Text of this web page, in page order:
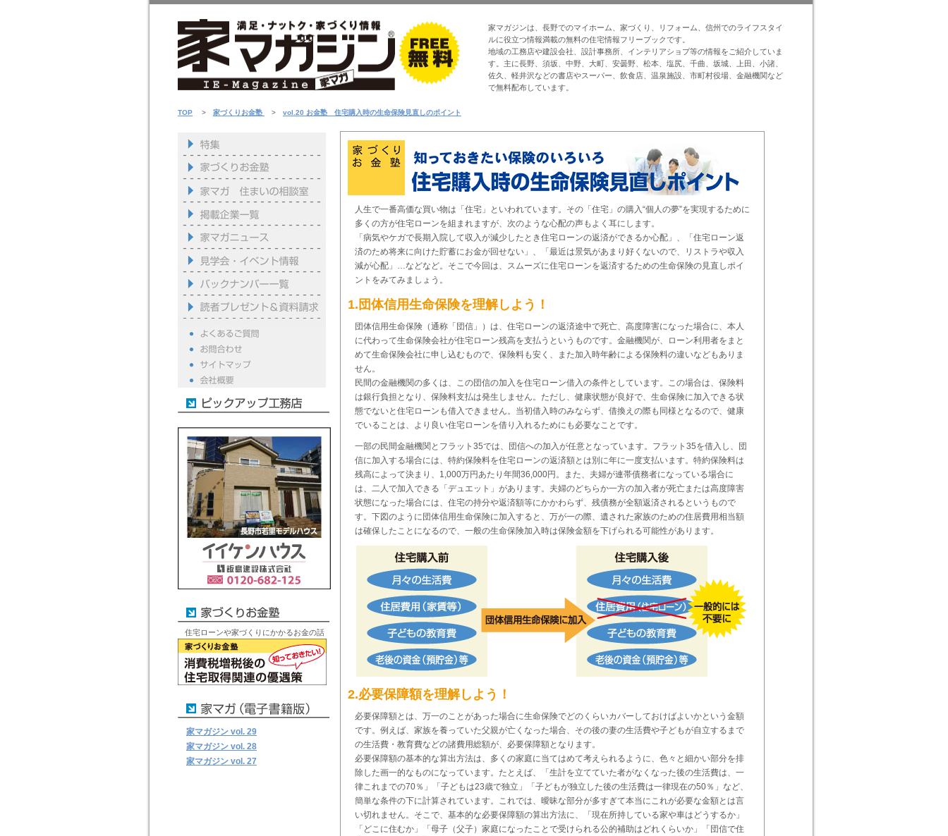
家マガジンは、長野でのマイホーム、家づくり、リフォーム、信州でのライフスタイ
ルに役立つ情報満載の無料の住宅情報フリーブックです。
地域の工務店や建設会社、設計事務所、インテリアショプ等の情報をご紹介していま
す。主に長野、須坂、中野、大町、安曇野、松本、塩尻、千曲、坂城、上田、小諸、
佐久、軽井沢などの書店やスーパー、飲食店、温泉施設、市町村役場、金融機関など
で無料配布しています。
TOP > 家づくりお金塾 > vol.20 お金塾 住宅購入時の生命保険見直しのポイント
住宅ローンや家づくりにかかるお金の話
家マガジン vol. 29
家マガジン vol. 28
家マガジン vol. 27
人生で一番高価な買い物は「住宅」といわれています。その「住宅」の購入“個人の夢”を実現するために
多くの方が住宅ローンを組まれますが、次のような心配の声もよく耳にします。
「病気やケガで長期入院して収入が減少したとき住宅ローンの返済ができるか心配」、「住宅ローン返
済のため将来に向けた貯蓄にお金が回せない」、「最近は景気があまり好くないので、リストラや収入
減が心配」…などなど。そこで今回は、スムーズに住宅ローンを返済するための生命保険の見直しポイ
ントをみてみましょう。
1.団体信用生命保険を理解しよう！
団体信用生命保険（通称「団信」）は、住宅ローンの返済途中で死亡、高度障害になった場合に、本人
に代わって生命保険会社が住宅ローン残高を支払うというものです。金融機関が、ローン利用者をまと
めて生命保険会社に申し込むもので、保険料も安く、また加入時年齢による保険料の違いなどもありま
せん。
民間の金融機関の多くは、この団信の加入を住宅ローン借入の条件としています。この場合は、保険料
は銀行負担となり、保険料支払は発生しません。ただし、健康状態が良好で、生命保険に加入できる状
態でないと住宅ローンも借入できません。当初借入時のみならず、借換えの際も同様となるので、健康
でいることは、より良い住宅ローンを借り入れるためにも必要なことです。
一部の民間金融機関とフラット35では、団信への加入が任意となっています。フラット35を借入し、団
信に加入する場合には、特約保険料を住宅ローンの返済額とは別に年に一度支払います。特約保険料は
残高によって決まり、1,000万円あたり年間36,000円。また、夫婦が連帯債務者になっている場合に
は、二人で加入できる「デュエット」があります。夫婦のどちらか一方の加入者が死亡または高度障害
状態になった場合には、住宅の持分や返済額等にかかわらず、残債務が全額返済されるというもので
す。下図のように団体信用生命保険に加入すると、万が一の際、遺された家族のための住居費用相当額
は確保したことになるので、一般の生命保険加入時は保険金額を下げられる可能性があります。
2.必要保障額を理解しよう！
必要保障額とは、万一のことがあった場合に生命保険でどのくらいカバーしておけばよいかという金額
です。例えば、家族を養っていた父親が亡くなった場合、その後の妻の生活費や子どもが自立するまで
の生活費・教育費などの諸費用総額が、必要保障額となります。
必要保障額の基本的な算出方法は、多くの家庭に当てはめて考えられるように、色々と細かい部分を排
除した画一的なものになっています。たとえば、「生計を立てていた者がなくなった後の生活費は、一
律これまでの70％」「子どもは23歳で独立」「子どもが独立した後の生活費は一律現在の50％」など、
簡単な条件の下に計算されています。これでは、曖昧な部分が多すぎて本当にこれが必要な金額とは言
い切れません。そこで、基本的な必要保障額の算出方法に、「現在所持している家や車はどうするか」
「どこに住むか」「母子（父子）家庭になったことで受けられる公的補助はどれくらいか」「団信で住